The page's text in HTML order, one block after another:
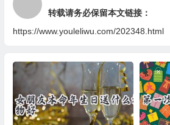
转载请务必保留本文链接：
https://www.youleliwu.com/202348.html